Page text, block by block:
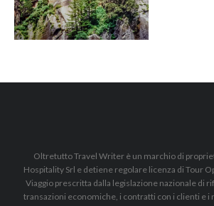
Oltretutto Travel Writer è un marchio di
Hospitality Srl e detiene regolare licenza di Tour
Viaggio prescritta dalla legislazione nazionale di
transazioni economiche, i contratti con i clienti e i